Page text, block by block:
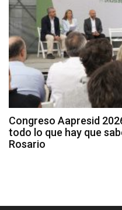
Congreso Aapresid
todo lo que hay que
Rosario